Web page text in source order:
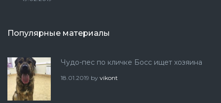
Популярные материалы
Чудо-пес по кличке Босс ищет хозяина
18.01.2019 by vikont